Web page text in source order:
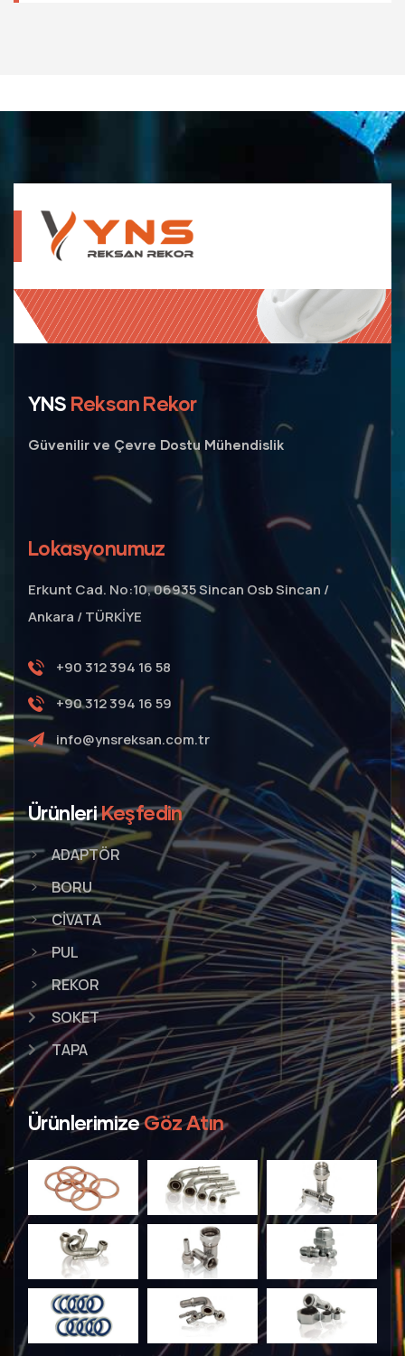
YNS Reksan Rekor
Güvenilir ve Çevre Dostu Mühendislik
Lokasyonumuz
Erkunt Cad. No:10, 06935 Sincan Osb Sincan /
Ankara / TÜRKİYE
+90 312 394 16 58
+90 312 394 16 59
info@ynsreksan.com.tr
ÜrünleriKeşfedin
ADAPTÖR
BORU
CİVATA
PUL
REKOR
SOKET
TAPA
ÜrünlerimizeGöz Atın